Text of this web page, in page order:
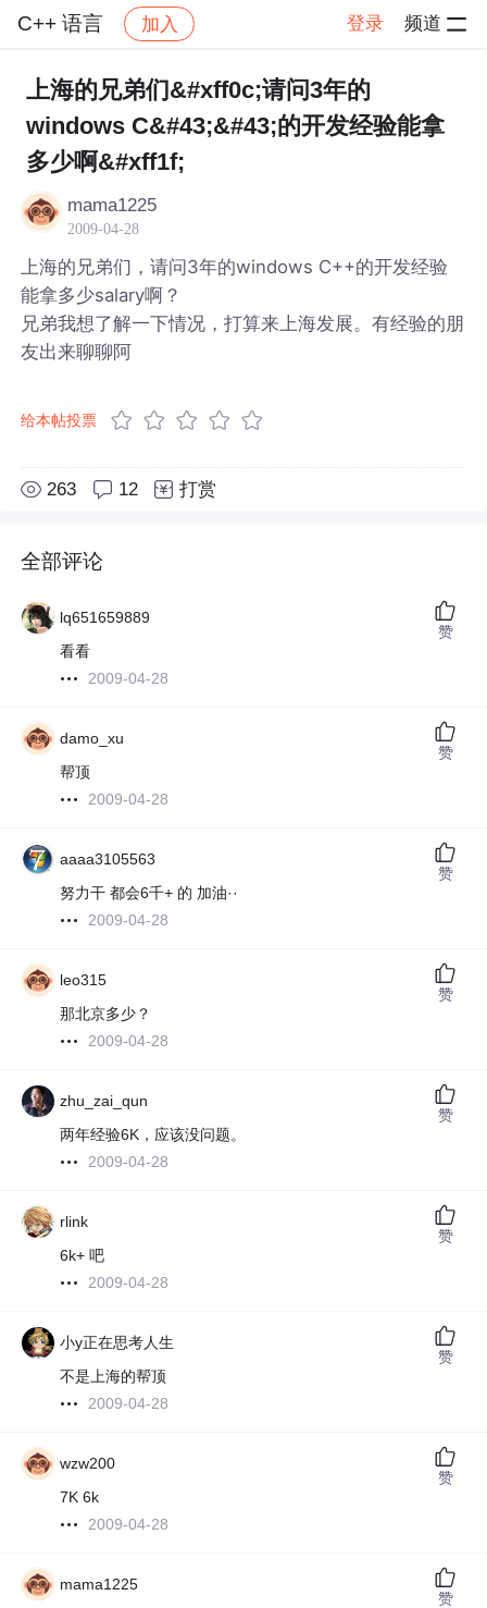
C++ 语言 加入 登录 频道
社区 C++ 语言 帖子详情
上海的兄弟们&#xff0c;请问3年的
windows C&#43;&#43;的开发经验能拿
多少啊&#xff1f;
mama1225
2009-04-28
上海的兄弟们，请问3年的windows C++的开发经验
能拿多少salary啊？
兄弟我想了解一下情况，打算来上海发展。有经验的朋
友出来聊聊阿
给本帖投票
263 12 打赏
全部评论
lq651659889
看看
2009-04-28
赞
damo_xu
帮顶
2009-04-28
赞
aaaa3105563
努力干 都会6千+ 的 加油··
2009-04-28
赞
leo315
那北京多少？
2009-04-28
赞
zhu_zai_qun
两年经验6K，应该没问题。
2009-04-28
赞
rlink
6k+ 吧
2009-04-28
赞
小y正在思考人生
不是上海的帮顶
2009-04-28
赞
wzw200
7K 6k
2009-04-28
赞
mama1225
赞